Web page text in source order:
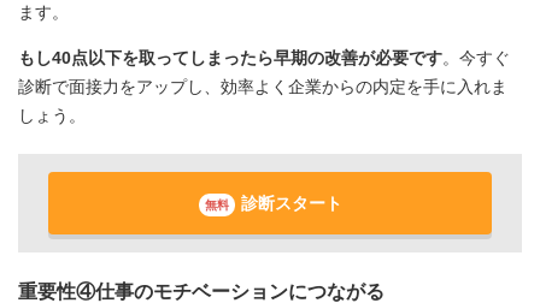
ます。
もし40点以下を取ってしまったら早期の改善が必要です。今すぐ
診断で面接力をアップし、効率よく企業からの内定を手に入れま
しょう。
無料 診断スタート
重要性④仕事のモチベーションにつながる